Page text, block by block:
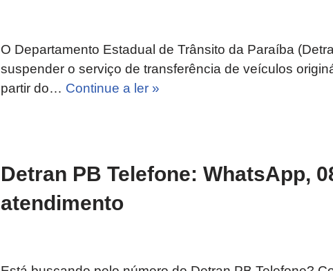
O Departamento Estadual de Trânsito da Paraíba
suspender o serviço de transferência de veículos
partir do… Continue a ler »
Detran PB Telefone: WhatsApp,
atendimento